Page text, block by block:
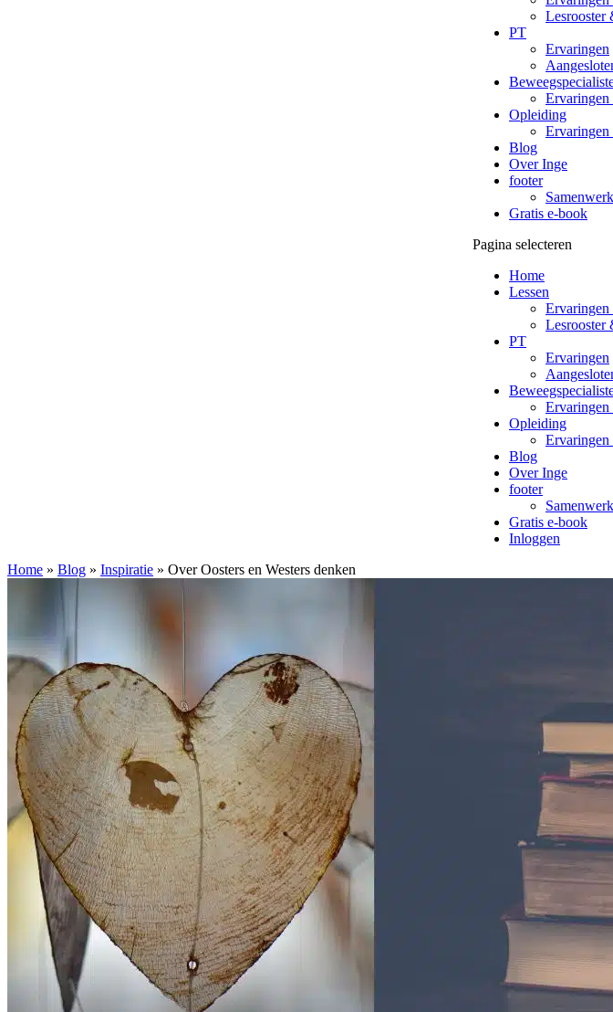
Lesrooster
PT
Ervaringen
Ervaringen
Opleiding
Ervaringen
Blog
Over Inge
footer
Gratis e-book
Pagina selecteren
Home
Lessen
Ervaringen
Lesrooster
PT
Ervaringen
Ervaringen
Opleiding
Ervaringen
Blog
Over Inge
footer
Gratis e-book
Inloggen
Home » Blog » Inspiratie » Over Oosters en Westers denken